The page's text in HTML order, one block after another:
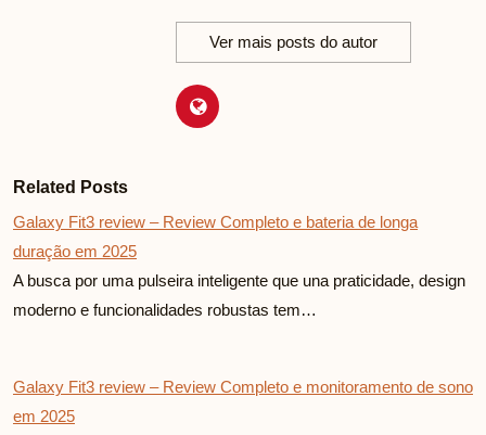
Ver mais posts do autor
Related Posts
Galaxy Fit3 review – Review Completo e bateria de longa
duração em 2025
A busca por uma pulseira inteligente que una praticidade, design
moderno e funcionalidades robustas tem…
Galaxy Fit3 review – Review Completo e monitoramento de sono
em 2025